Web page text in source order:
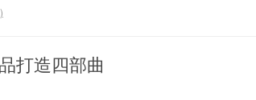
)
打造四部曲